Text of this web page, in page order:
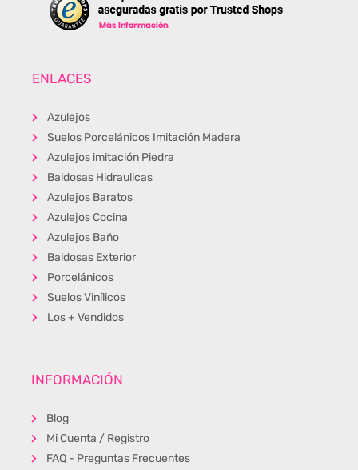
ENLACES
Azulejos
Suelos Porcelánicos Imitación Madera
Azulejos imitación Piedra
Baldosas Hidraulicas
Azulejos Baratos
Azulejos Cocina
Azulejos Baño
Baldosas Exterior
Porcelánicos
Suelos Vinílicos
Los + Vendidos
INFORMACIÓN
Blog
Mi Cuenta / Registro
FAQ - Preguntas Frecuentes